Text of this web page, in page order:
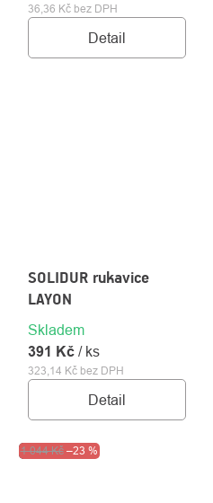
36,36 Kč bez DPH
Detail
SOLIDUR rukavice
LAYON
Skladem
323,14 Kč bez DPH
391 Kč / ks
Detail
Výprodej
1 044 Kč –23 %